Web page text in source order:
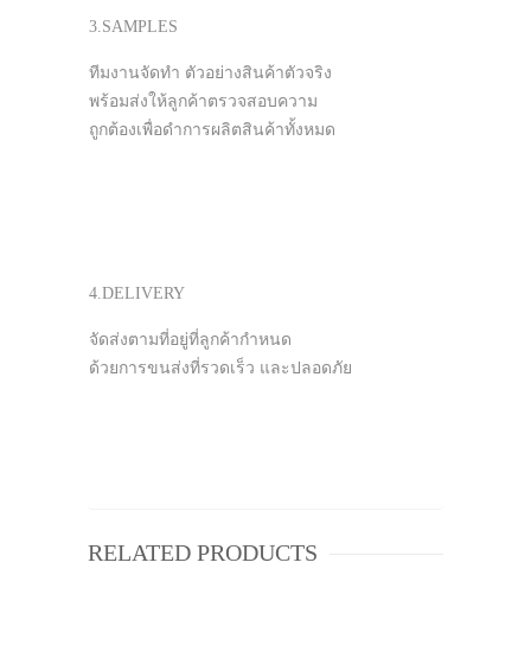
3.SAMPLES
ทีมงานจัดทำ ตัวอย่างสินค้าตัวจริง
พร้อมส่งให้ลูกค้าตรวจสอบความ
ถูกต้องเพื่อดำการผลิตสินค้าทั้งหมด
4.DELIVERY
จัดส่งตามที่อยู่ที่ลูกค้ากำหนด
ด้วยการขนส่งที่รวดเร็ว และปลอดภัย
RELATED PRODUCTS